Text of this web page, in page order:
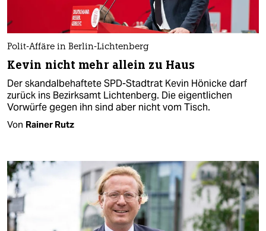
Polit-Affäre in Berlin-Lichtenberg
Kevin nicht mehr allein zu Haus
Der skandalbehaftete SPD-Stadtrat Kevin Hönicke darf
zurück ins Bezirksamt Lichtenberg. Die eigentlichen
Vorwürfe gegen ihn sind aber nicht vom Tisch.
Von Rainer Rutz